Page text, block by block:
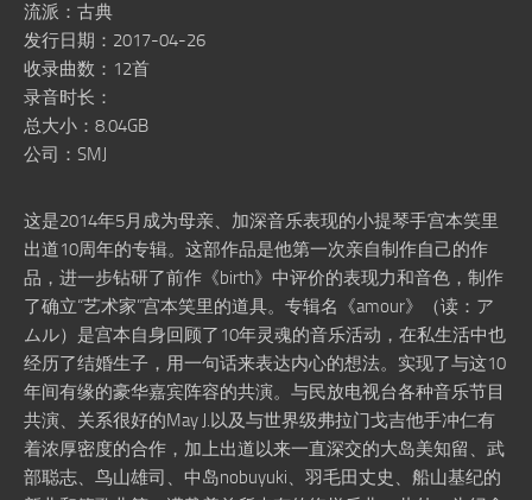
流派：古典
发行日期：2017-04-26
收录曲数：12首
录音时长：
总大小：8.04GB
公司：SMJ
这是2014年5月成为母亲、加深音乐表现的小提琴手宫本笑里
出道10周年的专辑。这部作品是他第一次亲自制作自己的作
品，进一步钻研了前作《birth》中评价的表现力和音色，制作
了确立“艺术家”宫本笑里的道具。专辑名《amour》（读：ア
ムル）是宫本自身回顾了10年灵魂的音乐活动，在私生活中也
经历了结婚生子，用一句话来表达内心的想法。实现了与这10
年间有缘的豪华嘉宾阵容的共演。与民放电视台各种音乐节目
共演、关系很好的May J.以及与世界级弗拉门戈吉他手冲仁有
着浓厚密度的合作，加上出道以来一直深交的大岛美知留、武
部聪志、鸟山雄司、中岛nobuyuki、羽毛田丈史、船山基纪的